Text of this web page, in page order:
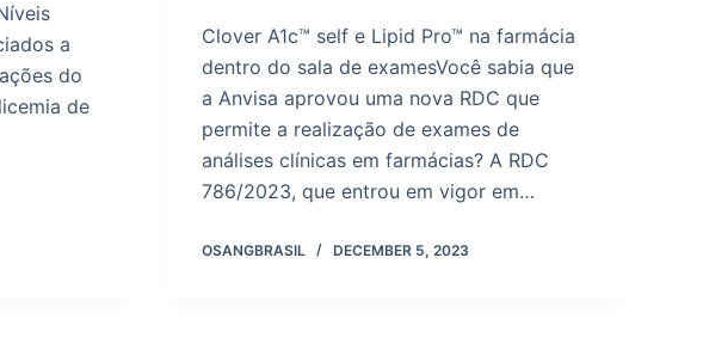
a
do
de
Clover A1c™ self e Lipid Pro™ na farmácia
dentro do sala de examesVocê sabia que
a Anvisa aprovou uma nova RDC que
permite a realização de exames de
análises clínicas em farmácias? A RDC
786/2023, que entrou em vigor em…
OSANGBRASIL DECEMBER 5, 2023